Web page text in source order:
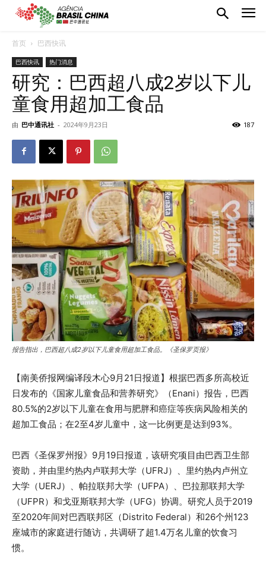
首页 巴西快讯
巴西快讯 热门消息
研究：巴西超八成2岁以下儿
童食用超加工食品
由 巴中通讯社 - 2024年9月23日 187
报告指出，巴西超八成2岁以下儿童食用超加工食品。《圣保罗页报》
【南美侨报网编译段木心9月21日报道】根据巴西多所高校近
日发布的《国家儿童食品和营养研究》（Enani）报告，巴西
80.5%的2岁以下儿童在食用与肥胖和癌症等疾病风险相关的
超加工食品；在2至4岁儿童中，这一比例更是达到93%。
巴西《圣保罗州报》9月19日报道，该研究项目由巴西卫生部
资助，并由里约热内卢联邦大学（UFRJ）、里约热内卢州立
大学（UERJ）、帕拉联邦大学（UFPA）、巴拉那联邦大学
（UFPR）和戈亚斯联邦大学（UFG）协调。研究人员于2019
至2020年间对巴西联邦区（Distrito Federal）和26个州123
座城市的家庭进行随访，共调研了超1.4万名儿童的饮食习
惯。